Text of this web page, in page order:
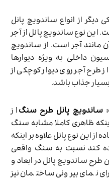
دیگر از انواع ساندویچ پانل
این نوع ساندویچ پانل از آجر
مانند آجر است. از ساندویچ
داخلی به ویژه دیوارها
طرح آجر روی دیوار کوچکی از
جذاب باشد.
ساندویچ پانل طرح سنگاز
ظاهری کاملا مشابه سنگ
این نوع پانل‌ علاوه بر اینکه
کند نسبت به سنگ واقعی
ساندویچ پانل در ابعاد و
بیرونی ساختمان نیز